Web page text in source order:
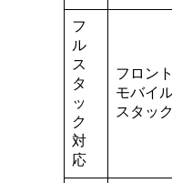
フ
ル
ス
タ
ッ
ク
対
応
フロン
モバイ
スタッ